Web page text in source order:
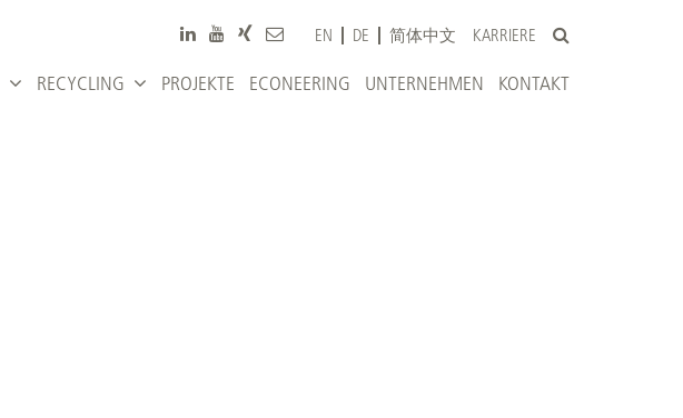
EN DE 简体中文 KARRIERE
RECYCLING PROJEKTE ECONEERING UNTERNEHMEN KONTAKT